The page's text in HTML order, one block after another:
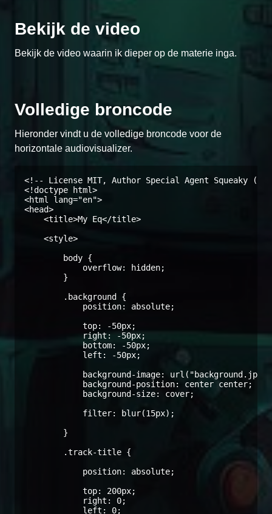
Bekijk de video
Bekijk de video waarin ik dieper op de materie inga.
Volledige broncode
Hieronder vindt u de volledige broncode voor de
horizontale audiovisualizer.
<!-- License MIT, Author Special Agent Squeaky
<!doctype html>
<html lang="en">
<head>
    <title>My Eq</title>
    <style>
        body {
            overflow: hidden;
        }
        .background {
            position: absolute;
            top: -50px;
            right: -50px;
            bottom: -50px;
            left: -50px;
background-image:
            background-position: center center;
            background-size: cover;
            filter: blur(15px);
        }
        .track-title {
            position: absolute;
            top: 200px;
            right: 0;
            left: 0;